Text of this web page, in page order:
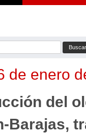
de enero
del
Barajas,